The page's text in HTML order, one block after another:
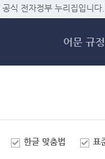
메
식 전자정부 누리집입니다.
어문 규정
한글 맞춤법 표